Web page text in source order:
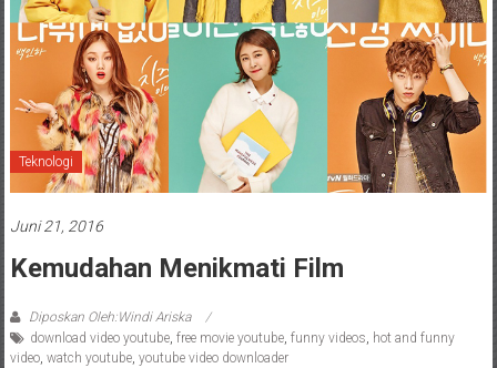
Teknologi
Juni 21, 2016
Kemudahan Menikmati Film
Diposkan Oleh:Windi Ariska
download video youtube, free movie youtube, funny videos, hot and funny
video, watch youtube, youtube video downloader